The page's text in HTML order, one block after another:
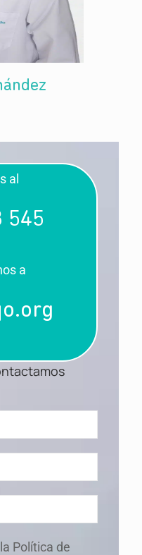
al
545
a
Política de